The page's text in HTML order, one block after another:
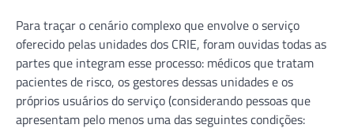
Para traçar o cenário complexo que envolve o serviço
oferecido pelas unidades dos CRIE, foram ouvidas todas as
partes que integram esse processo: médicos que tratam
pacientes de risco, os gestores dessas unidades e os
próprios usuários do serviço (considerando pessoas que
apresentam pelo menos uma das seguintes condições: